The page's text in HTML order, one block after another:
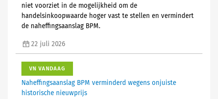
niet voorziet in de mogelijkheid om de
handelsinkoopwaarde hoger vast te stellen en vermindert
de naheffingsaanslag BPM.
22 juli 2026
VN VANDAAG
Naheffingsaanslag BPM verminderd wegens onjuiste
historische nieuwprijs